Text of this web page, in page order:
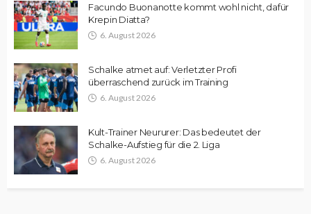
Facundo Buonanotte kommt wohl nicht, dafür
Krepin Diatta?
6. August 2026
Schalke atmet auf: Verletzter Profi
überraschend zurück im Training
6. August 2026
Kult-Trainer Neururer: Das bedeutet der
Schalke-Aufstieg für die 2. Liga
6. August 2026